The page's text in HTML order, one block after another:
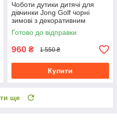
Чоботи дутики дитячі для
дівчинки Jong Golf чорні
зимові з декоративним
шнурівкою 7053
Готово до відправки
960 ₴ 1 550 ₴
Купити
ще